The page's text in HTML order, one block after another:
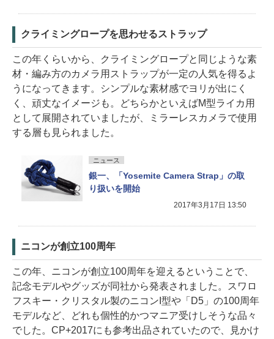
クライミングロープを思わせるストラップ
この年くらいから、クライミングロープと同じような素
材・編み方のカメラ用ストラップが一定の人気を得るよ
うになってきます。シンプルな素材感でヨリが出にく
く、頑丈なイメージも。どちらかといえばM型ライカ用
として展開されていましたが、ミラーレスカメラで使用
する層も見られました。
ニュース
銀一、「Yosemite Camera Strap」の取
り扱いを開始
2017年3月17日 13:50
ニコンが創立100周年
この年、ニコンが創立100周年を迎えるということで、
記念モデルやグッズが同社から発表されました。スワロ
フスキー・クリスタル製のニコンI型や「D5」の100周年
モデルなど、どれも個性的かつマニア受けしそうな品々
でした。CP+2017にも参考出品されていたので、見かけ